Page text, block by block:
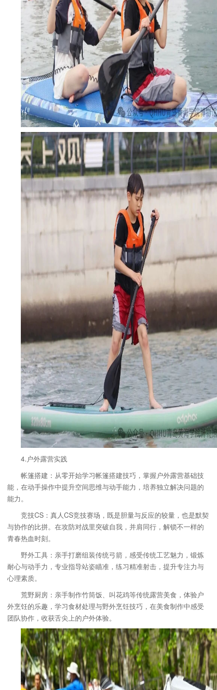
4.户外露营实践
帐篷搭建：从零开始学习帐篷搭建技巧，掌握户外露营基础技
能，在动手操作中提升空间思维与动手能力，培养独立解决问题的
能力。
竞技CS：真人CS竞技赛场，既是胆量与反应的较量，也是默契
与协作的比拼。在攻防对战里突破自我，并肩同行，解锁不一样的
青春热血时刻。
野外工具：亲手打磨组装传统弓箭，感受传统工艺魅力，锻炼
耐心与动手力，专业指导站姿瞄准，练习精准射击，提升专注力与
心理素质。
荒野厨房：亲手制作竹筒饭、叫花鸡等传统露营美食，体验户
外烹饪的乐趣，学习食材处理与野外烹饪技巧，在美食制作中感受
团队协作，收获舌尖上的户外体验。